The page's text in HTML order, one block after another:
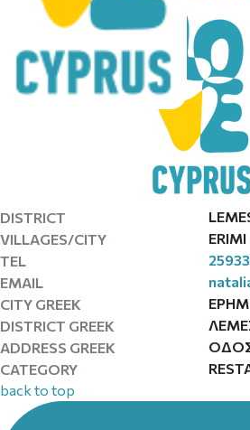
DISTRICT
VILLAGES/CITY
ERIMI
TEL
EMAIL
CITY GREEK
DISTRICT GREEK
ADDRESS GREEK
CATEGORY
back to top